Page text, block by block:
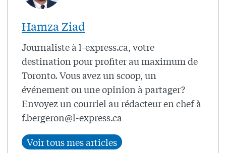
Hamza Ziad
Journaliste à l-express.ca, votre
destination pour profiter au maximum de
Toronto. Vous avez un scoop, un
événement ou une opinion à partager?
Envoyez un courriel au rédacteur en chef à
f.bergeron@l-express.ca